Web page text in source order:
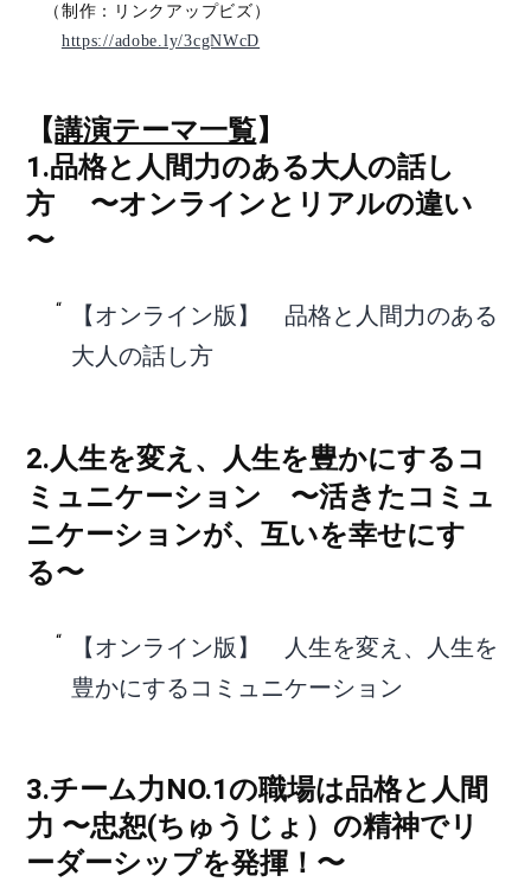
（制作：リンクアップビズ）
https://adobe.ly/3cgNWcD
【講演テーマ一覧】
1.品格と人間力のある大人の話し
方 〜オンラインとリアルの違い
〜
【オンライン版】 品格と人間力のある
大人の話し方
2.人生を変え、人生を豊かにするコ
ミュニケーション 〜活きたコミュ
ニケーションが、互いを幸せにす
る〜
【オンライン版】 人生を変え、人生を
豊かにするコミュニケーション
3.チーム力NO.1の職場は品格と人間
力 〜忠恕(ちゅうじょ）の精神でリ
ーダーシップを発揮！〜